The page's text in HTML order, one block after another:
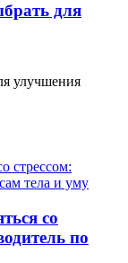
для
улучшения
со
по